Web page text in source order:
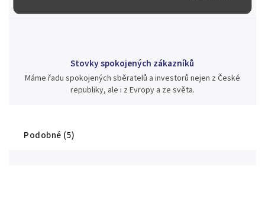
Stovky spokojených zákazníků
Máme řadu spokojených sběratelů a investorů nejen z České
republiky, ale i z Evropy a ze světa.
Podobné (5)